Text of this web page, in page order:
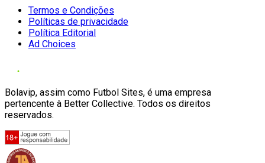
Termos e Condições
Políticas de privacidade
Política Editorial
Ad Choices
Bolavip, assim como Futbol Sites, é uma empresa
pertencente à Better Collective. Todos os direitos
reservados.